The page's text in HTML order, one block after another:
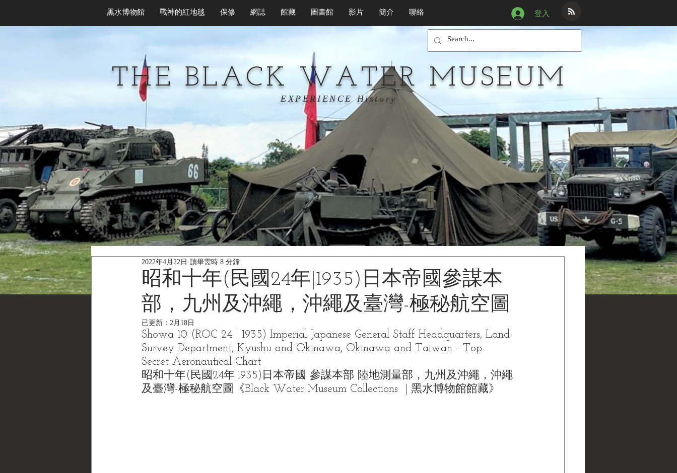
黑水博物館 戰神的紅地毯 保修 網誌 館藏 圖書館 影片 簡介 聯絡 登入
THE BLACK WATER MUSEUM
EXPERIENCE History
昭和十年(民國24年|1935)日本帝國參謀本
部，九州及沖繩，沖繩及臺灣-極秘航空圖
2022年4月22日 讀畢需時 8 分鐘
已更新： 2月18日
Showa 10 (ROC 24 | 1935) Imperial Japanese General Staff Headquarters, Land
Survey Department, Kyushu and Okinawa, Okinawa and Taiwan - Top
Secret Aeronautical Chart
昭和十年(民國24年|1935)日本帝國 參謀本部 陸地測量部，九州及沖繩，沖繩
及臺灣-極秘航空圖《Black Water Museum Collections  | 黑水博物館館藏》